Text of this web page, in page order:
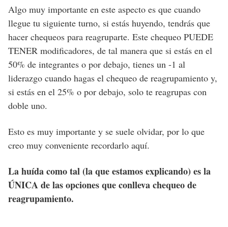
Algo muy importante en este aspecto es que cuando
llegue tu siguiente turno, si estás huyendo, tendrás que
hacer chequeos para reagruparte. Este chequeo PUEDE
TENER modificadores, de tal manera que si estás en el
50% de integrantes o por debajo, tienes un -1 al
liderazgo cuando hagas el chequeo de reagrupamiento y,
si estás en el 25% o por debajo, solo te reagrupas con
doble uno.
Esto es muy importante y se suele olvidar, por lo que
creo muy conveniente recordarlo aquí.
La huída como tal (la que estamos explicando) es la
ÚNICA de las opciones que conlleva chequeo de
reagrupamiento.